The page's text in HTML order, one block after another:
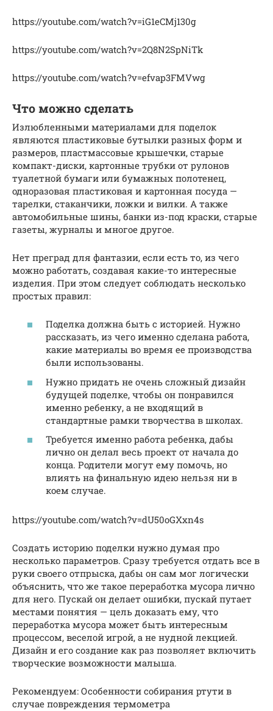
https://youtube.com/watch?v=iG1eCMj130g
https://youtube.com/watch?v=2Q8N2SpNiTk
https://youtube.com/watch?v=efvap3FMVwg
Что можно сделать
Излюбленными материалами для поделок
являются пластиковые бутылки разных форм и
размеров, пластмассовые крышечки, старые
компакт-диски, картонные трубки от рулонов
туалетной бумаги или бумажных полотенец,
одноразовая пластиковая и картонная посуда —
тарелки, стаканчики, ложки и вилки. А также
автомобильные шины, банки из-под краски, старые
газеты, журналы и многое другое.
Нет преград для фантазии, если есть то, из чего
можно работать, создавая какие-то интересные
изделия. При этом следует соблюдать несколько
простых правил:
Поделка должна быть с историей. Нужно
рассказать, из чего именно сделана работа,
какие материалы во время ее производства
были использованы.
Нужно придать не очень сложный дизайн
будущей поделке, чтобы он понравился
именно ребенку, а не входящий в
стандартные рамки творчества в школах.
Требуется именно работа ребенка, дабы
лично он делал весь проект от начала до
конца. Родители могут ему помочь, но
влиять на финальную идею нельзя ни в
коем случае.
https://youtube.com/watch?v=dU50oGXxn4s
Создать историю поделки нужно думая про
несколько параметров. Сразу требуется отдать все в
руки своего отпрыска, дабы он сам мог логически
объяснить, что же такое переработка мусора лично
для него. Пускай он делает ошибки, пускай путает
местами понятия — цель доказать ему, что
переработка мусора может быть интересным
процессом, веселой игрой, а не нудной лекцией.
Дизайн и его создание как раз позволяет включить
творческие возможности малыша.
Рекомендуем: Особенности собирания ртути в
случае повреждения термометра